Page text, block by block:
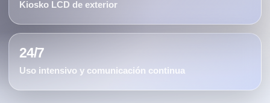
Kiosko LCD de exterior
24/7
Uso intensivo y comunicación continua